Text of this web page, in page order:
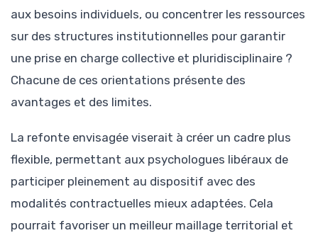
aux besoins individuels, ou concentrer les ressources
sur des structures institutionnelles pour garantir
une prise en charge collective et pluridisciplinaire ?
Chacune de ces orientations présente des
avantages et des limites.
La refonte envisagée viserait à créer un cadre plus
flexible, permettant aux psychologues libéraux de
participer pleinement au dispositif avec des
modalités contractuelles mieux adaptées. Cela
pourrait favoriser un meilleur maillage territorial et